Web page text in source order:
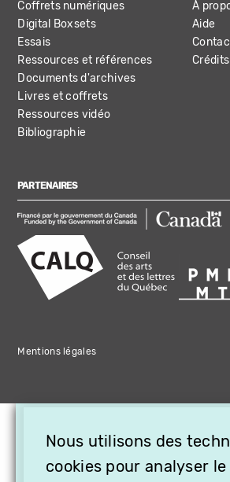
Coffrets numériques
Digital Boxsets
Essais
Ressources et références
Documents d'archives
Livres et coffrets
Ressources vidéo
Bibliographie
À
Aide
Crédits
PARTENAIRES
Mentions légales
Nous utilisons des
cookies pour analyser
OFFREZ LA
CADEAU,